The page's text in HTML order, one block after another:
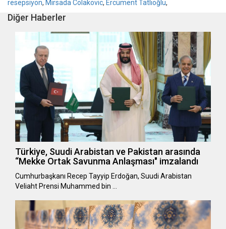
resepsiyon, Mirsada Colakovic, Ercüment Tatlıoğlu,
Diğer Haberler
Türkiye, Suudi Arabistan ve Pakistan arasında
“Mekke Ortak Savunma Anlaşması" imzalandı
Cumhurbaşkanı Recep Tayyip Erdoğan, Suudi Arabistan
Veliaht Prensi Muhammed bin …